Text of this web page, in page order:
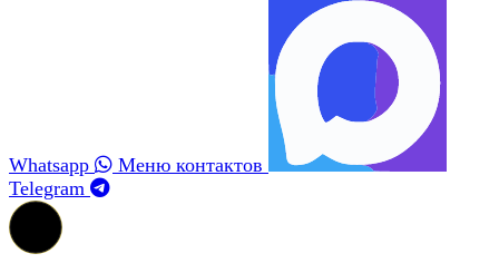
Whatsapp
Меню контактов
Telegram